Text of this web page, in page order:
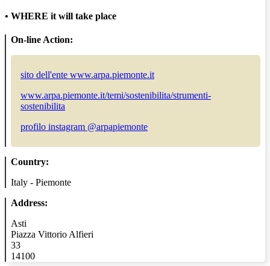
• WHERE it will take place
On-line Action:
sito dell'ente www.arpa.piemonte.it
www.arpa.piemonte.it/temi/sostenibilita/strumenti-
sostenibilita
profilo instagram @arpapiemonte
Country:
Italy - Piemonte
Address:
Asti
Piazza Vittorio Alfieri
33
14100